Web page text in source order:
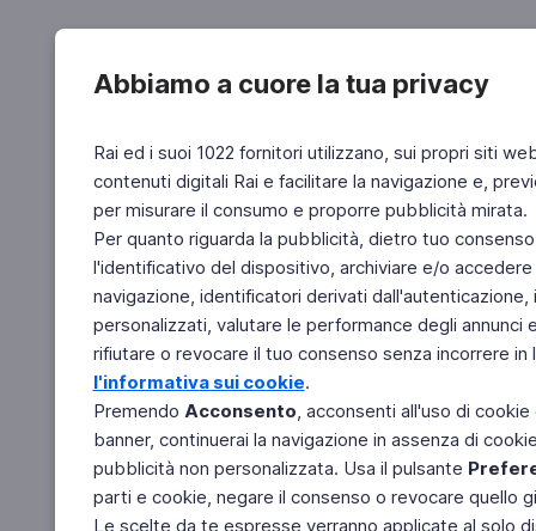
Abbiamo a cuore la tua privacy
Rai ed i suoi 1022 fornitori utilizzano, sui propri siti
contenuti digitali Rai e facilitare la navigazione e,
per misurare il consumo e proporre pubblicità mirata.
Per quanto riguarda la pubblicità, dietro tuo
l'identificativo del dispositivo, archiviare e/o
navigazione, identificatori derivati
personalizzati, valutare le performance degli
rifiutare o revocare il tuo consenso senza incorrere
l'informativa sui cookie.
Premendo Acconsento, acconsenti all'uso di
banner, continuerai la navigazione in assenza di
pubblicità non personalizzata. Usa il pulsante
parti e cookie, negare il consenso o revocare quello
Le scelte da te espresse verranno applicate al solo